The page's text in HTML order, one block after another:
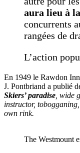
aura lieu à
concurrents
rangées de
L’action
En 1949 le Rawdon
J. Pontbriand a publié
Skiers’ paradise , wide
instructor,
own rink.
The Westmount